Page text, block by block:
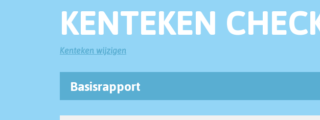
KENTEKEN
Kenteken wijzigen
Basisrapport